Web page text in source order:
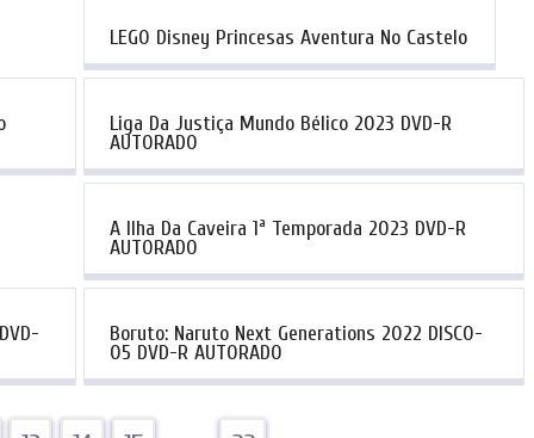
LEGO Disney Princesas Aventura No Castelo
Liga Da Justiça Mundo Bélico 2023 DVD-R
AUTORADO
A Ilha Da Caveira 1ª Temporada 2023 DVD-R
AUTORADO
Boruto: Naruto Next Generations 2022 DISCO-
05 DVD-R AUTORADO